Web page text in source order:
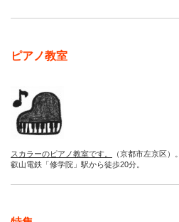
ピアノ教室
スカラーのピアノ教室です。
（京都市左京区）。
叡山電鉄「修学院」駅から徒歩20分。